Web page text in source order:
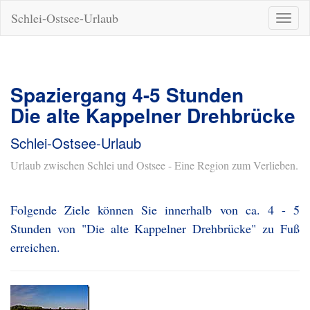
ein-/
Schlei-Ostsee-Urlaub
Spaziergang 4-5 Stunden
Die alte Kappelner Drehbrücke
Schlei-Ostsee-Urlaub
Urlaub zwischen Schlei und Ostsee - Eine Region zum Verlieben.
Folgende Ziele können Sie innerhalb von ca. 4 - 5
Stunden von "Die alte Kappelner Drehbrücke" zu Fuß
erreichen.